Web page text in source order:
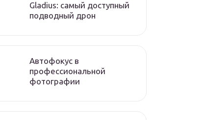
Gladius: самый доступный
подводный дрон
Автофокус в
профессиональной
фотографии